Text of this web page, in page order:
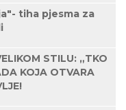
tiha pjesma za
STILU: „TKO
KOJA OTVARA